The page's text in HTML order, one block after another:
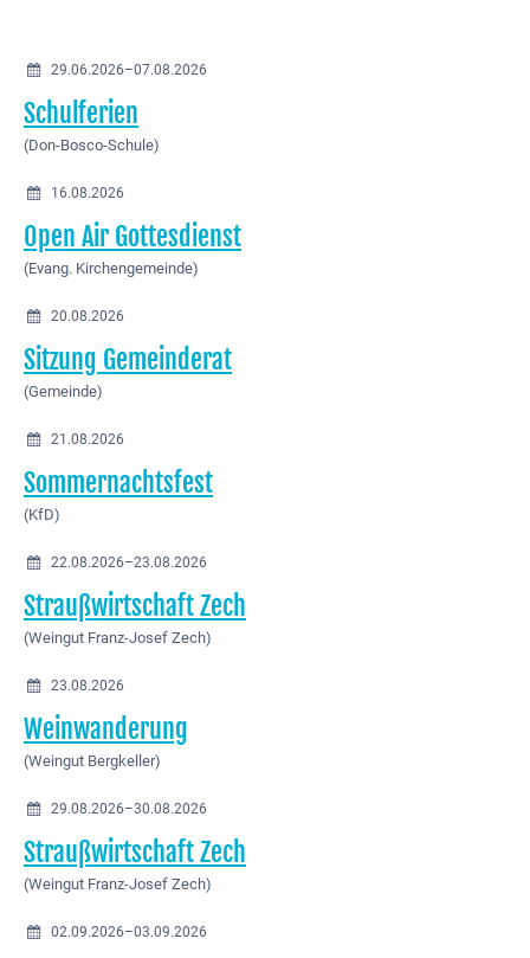
29.06.2026–07.08.2026
Schulferien
(Don-Bosco-Schule)
16.08.2026
Open Air Gottesdienst
(Evang. Kirchengemeinde)
20.08.2026
Sitzung Gemeinderat
(Gemeinde)
21.08.2026
Sommernachtsfest
(KfD)
22.08.2026–23.08.2026
Straußwirtschaft Zech
(Weingut Franz-Josef Zech)
23.08.2026
Weinwanderung
(Weingut Bergkeller)
29.08.2026–30.08.2026
Straußwirtschaft Zech
(Weingut Franz-Josef Zech)
02.09.2026–03.09.2026